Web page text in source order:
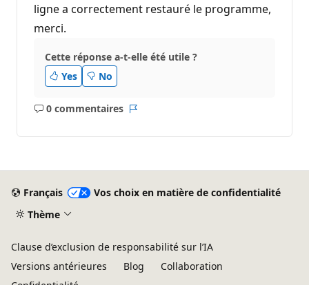
ligne a correctement restauré le programme,
merci.
Cette réponse a-t-elle été utile ?
Yes
No
0 commentaires
Aucun
Français
Vos choix en matière de confidentialité
Thème
Clause d’exclusion de responsabilité sur l’IA
Versions antérieures
Blog
Collaboration